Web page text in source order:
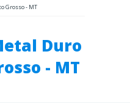
Grosso - MT
Duro
- MT